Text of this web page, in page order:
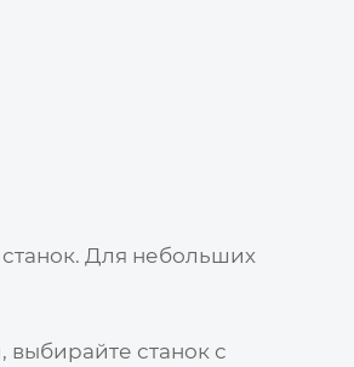
Для небольших
станок с